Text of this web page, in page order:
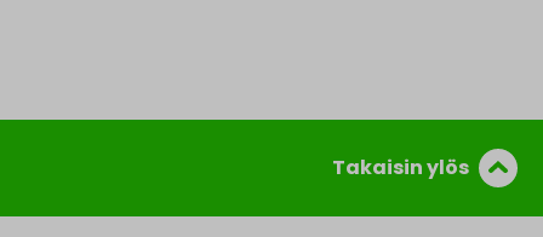
Takaisin ylös